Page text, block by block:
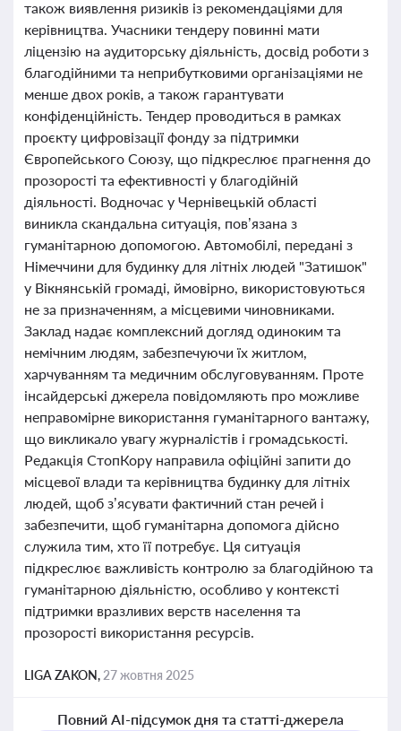
також виявлення ризиків із рекомендаціями для
керівництва. Учасники тендеру повинні мати
ліцензію на аудиторську діяльність, досвід роботи з
благодійними та неприбутковими організаціями не
менше двох років, а також гарантувати
конфіденційність. Тендер проводиться в рамках
проєкту цифровізації фонду за підтримки
Європейського Союзу, що підкреслює прагнення до
прозорості та ефективності у благодійній
діяльності. Водночас у Чернівецькій області
виникла скандальна ситуація, пов’язана з
гуманітарною допомогою. Автомобілі, передані з
Німеччини для будинку для літніх людей "Затишок"
у Вікнянській громаді, ймовірно, використовуються
не за призначенням, а місцевими чиновниками.
Заклад надає комплексний догляд одиноким та
немічним людям, забезпечуючи їх житлом,
харчуванням та медичним обслуговуванням. Проте
інсайдерські джерела повідомляють про можливе
неправомірне використання гуманітарного вантажу,
що викликало увагу журналістів і громадськості.
Редакція СтопКору направила офіційні запити до
місцевої влади та керівництва будинку для літніх
людей, щоб з’ясувати фактичний стан речей і
забезпечити, щоб гуманітарна допомога дійсно
служила тим, хто її потребує. Ця ситуація
підкреслює важливість контролю за благодійною та
гуманітарною діяльністю, особливо у контексті
підтримки вразливих верств населення та
прозорості використання ресурсів.
LIGA ZAKON, 27 жовтня 2025
Повний AI-підсумок дня та статті-джерела